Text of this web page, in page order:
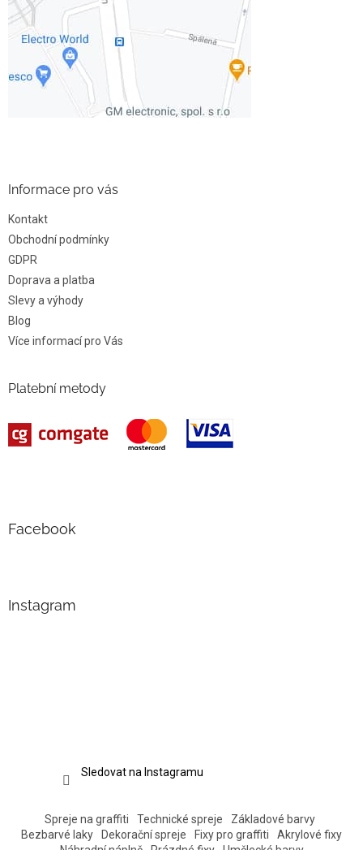
Informace pro vás
Kontakt
Obchodní podmínky
GDPR
Doprava a platba
Slevy a výhody
Blog
Více informací pro Vás
Platební metody
Facebook
Instagram
Sledovat na Instagramu
Spreje na graffiti Technické spreje
Základové barvy
Bezbarvé laky
Dekorační spreje Fixy pro graffiti
Akrylové fixy